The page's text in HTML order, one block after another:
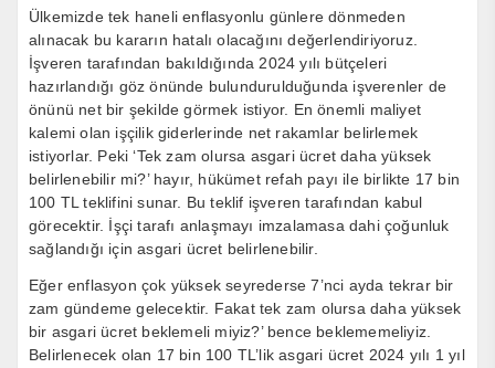
Ülkemizde tek haneli enflasyonlu günlere dönmeden
alınacak bu kararın hatalı olacağını değerlendiriyoruz.
İşveren tarafından bakıldığında 2024 yılı bütçeleri
hazırlandığı göz önünde bulundurulduğunda işverenler de
önünü net bir şekilde görmek istiyor. En önemli maliyet
kalemi olan işçilik giderlerinde net rakamlar belirlemek
istiyorlar. Peki ‘Tek zam olursa asgari ücret daha yüksek
belirlenebilir mi?’ hayır, hükümet refah payı ile birlikte 17 bin
100 TL teklifini sunar. Bu teklif işveren tarafından kabul
görecektir. İşçi tarafı anlaşmayı imzalamasa dahi çoğunluk
sağlandığı için asgari ücret belirlenebilir.
Eğer enflasyon çok yüksek seyrederse 7’nci ayda tekrar bir
zam gündeme gelecektir. Fakat tek zam olursa daha yüksek
bir asgari ücret beklemeli miyiz?’ bence beklememeliyiz.
Belirlenecek olan 17 bin 100 TL’lik asgari ücret 2024 yılı 1 yıl